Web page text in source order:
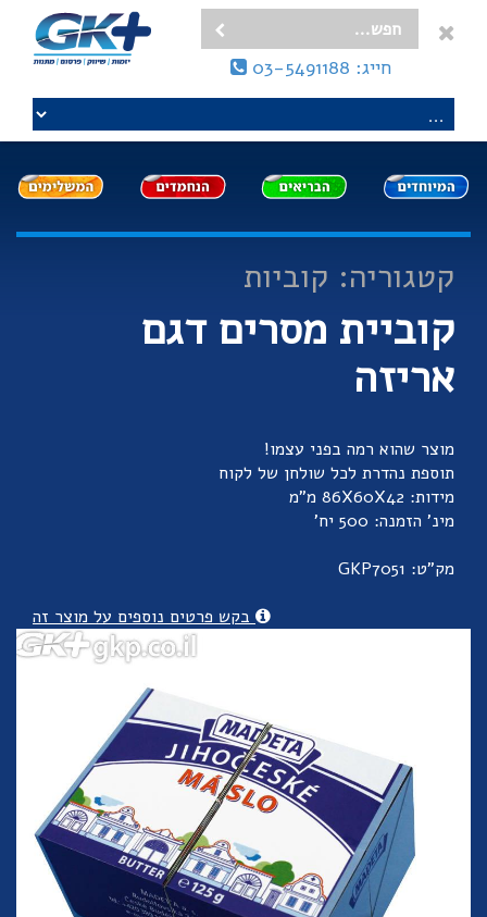
חייג: 03-5491188
קטגוריה: קוביות
קוביית מסרים דגם
אריזה
מוצר שהוא רמה בפני עצמו!
תוספת נהדרת לכל שולחן של לקוח
מידות: 86X60X42 מ"מ
מינ' הזמנה: 500 יח'
מק"ט: GKP7051
בקש פרטים נוספים על מוצר זה